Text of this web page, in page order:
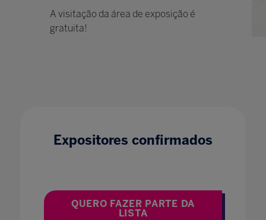
A visitação da área de exposição é
gratuita!
Expositores confirmados
QUERO FAZER PARTE DA
LISTA